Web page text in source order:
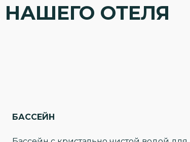
НАШЕГО ОТЕЛЯ
БАССЕЙН